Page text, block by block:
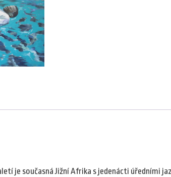
je současná Jižní Afrika s jedenácti úředními